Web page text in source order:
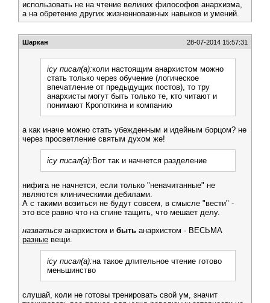
использовать не на чтение великих философов анархизма,
а на обретение других жизненноважных навыков и умений.
Шаркан 28-07-2014 15:57:31
icy писал(а):коли настоящим анархистом можно
стать только через обучение (логическое
впечатление от предыдущих постов), то тру
анархисты могут быть только те, кто читают и
понимают Кропоткина и компанию
а как иначе можно стать убежденным и идейным борцом? не
через просветление святым духом же!
icy писал(а): Вот так и начнется разделение
нифига не начнется, если только "неначитанные" не
являются клиническими дебилами.
А с такими возиться не будут совсем, в смысле "вести" -
это все равно что на спине тащить, что мешает делу.
назваться анархистом и быть анархистом - ВЕСЬМА
разные вещи.
icy писал(а):на такое длительное чтение готово
меньшинство
слушай, коли не готовы тренировать свой ум, значит